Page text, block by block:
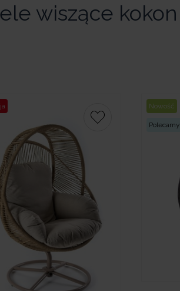
wiszące kokon
Nowość
Polecamy